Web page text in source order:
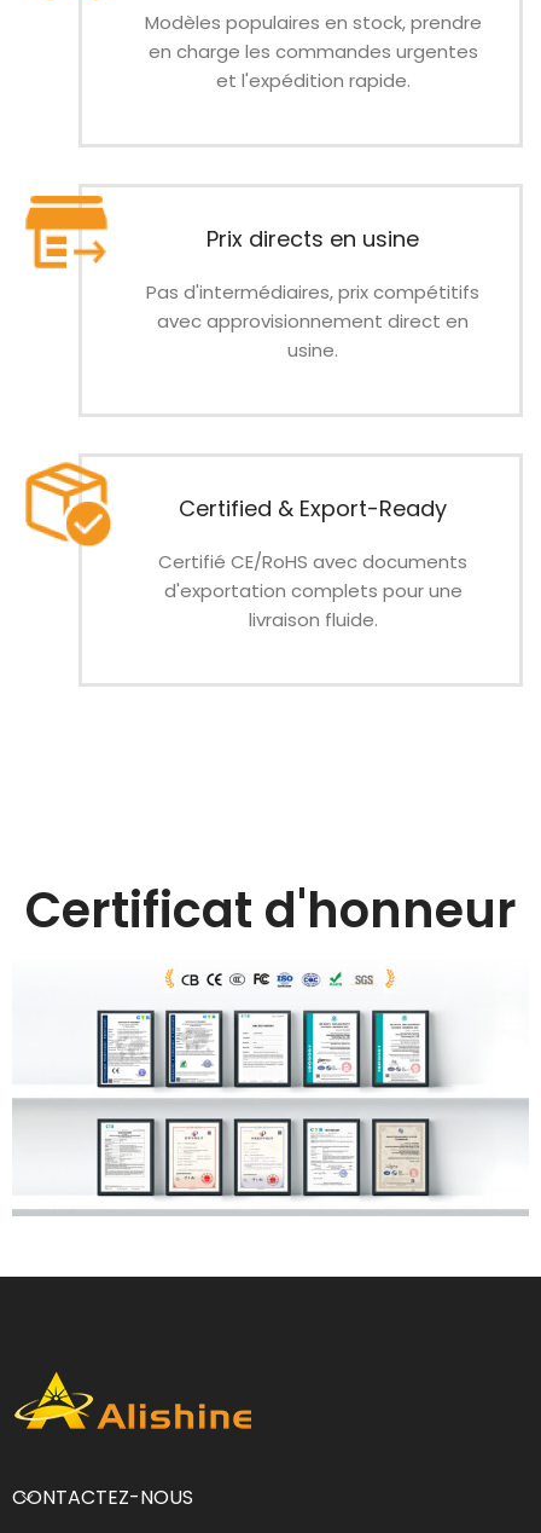
Modèles populaires en stock, prendre
en charge les commandes urgentes
et l'expédition rapide.
Prix ​​​​directs en usine
Pas d'intermédiaires, prix compétitifs
avec approvisionnement direct en
usine.
Certified & Export-Ready
Certifié CE/RoHS avec documents
d'exportation complets pour une
livraison fluide.
Certificat d'honneur
CONTACTEZ-NOUS